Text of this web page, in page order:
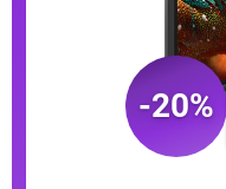
-20%